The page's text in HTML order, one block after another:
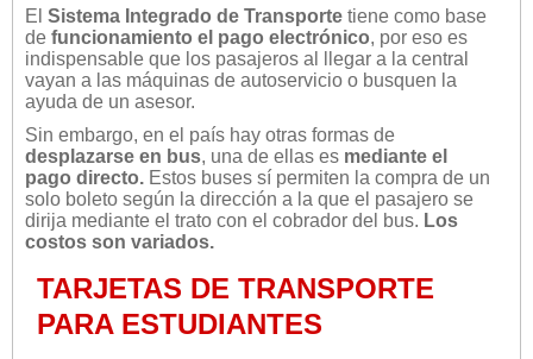
El Sistema Integrado de Transporte tiene como base
de funcionamiento el pago electrónico, por eso es
indispensable que los pasajeros al llegar a la central
vayan a las máquinas de autoservicio o busquen la
ayuda de un asesor.
Sin embargo, en el país hay otras formas de
desplazarse en bus, una de ellas es mediante el
pago directo. Estos buses sí permiten la compra de un
solo boleto según la dirección a la que el pasajero se
dirija mediante el trato con el cobrador del bus. Los
costos son variados.
TARJETAS DE TRANSPORTE
PARA ESTUDIANTES